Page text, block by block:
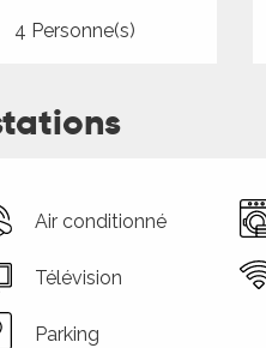
4 Personne(s)
Air conditionné
Télévision
Parking